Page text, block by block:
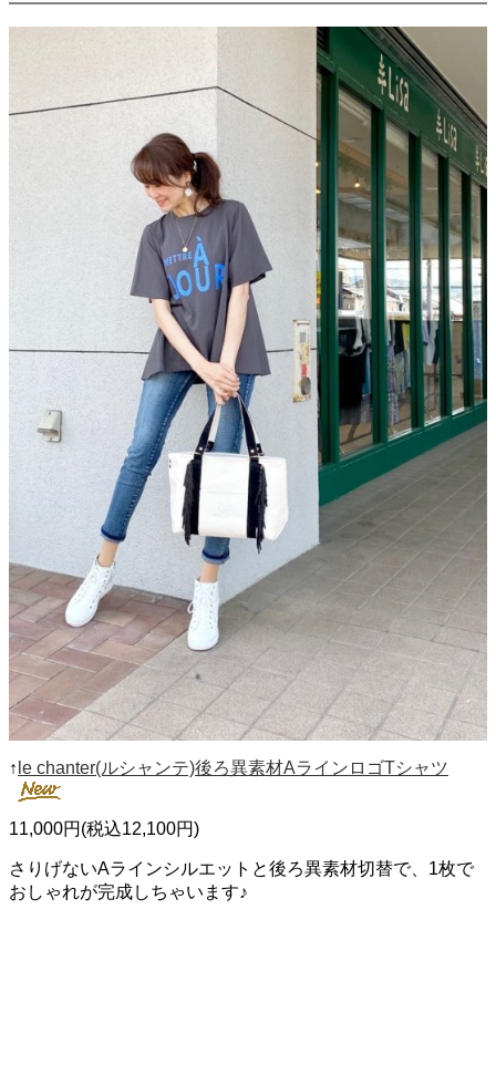
↑ le chanter(ルシャンテ)後ろ異素材AラインロゴTシャツ
11,000円(税込12,100円)
さりげないAラインシルエットと後ろ異素材切替で、1枚で
おしゃれが完成しちゃいます♪